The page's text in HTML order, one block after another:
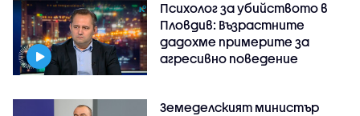
Психолог за убийството в
Пловдив: Възрастните
дадохме примерите за
агресивно поведение
Земеделският министър